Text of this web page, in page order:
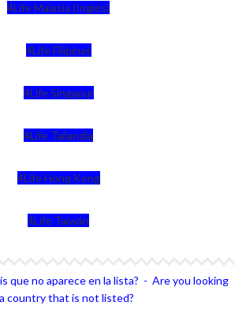
4Life Malasia (Inglés)
4Life Filipinas
4Life Singapur
4Life Tailandia
4Life Hong Kong
4Life Taiwán
que no aparece en la lista? - Are you looking
country that is not listed?